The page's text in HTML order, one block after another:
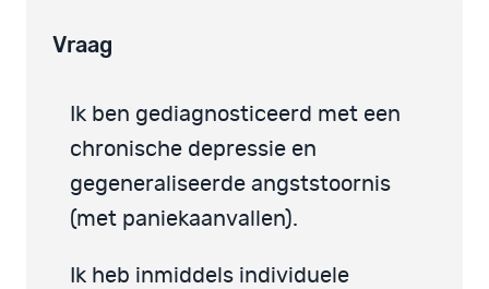
Vraag
Ik ben gediagnosticeerd met een
chronische depressie en
gegeneraliseerde angststoornis
(met paniekaanvallen).
Ik heb inmiddels individuele